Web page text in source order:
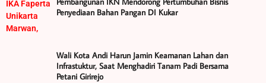
Penyediaan Bahan Pangan DI Kukar
Wali Kota Andi Harun Jamin Keamanan Lahan dan
Infrastuktur, Saat Menghadiri Tanam Padi Bersama
Petani Girirejo